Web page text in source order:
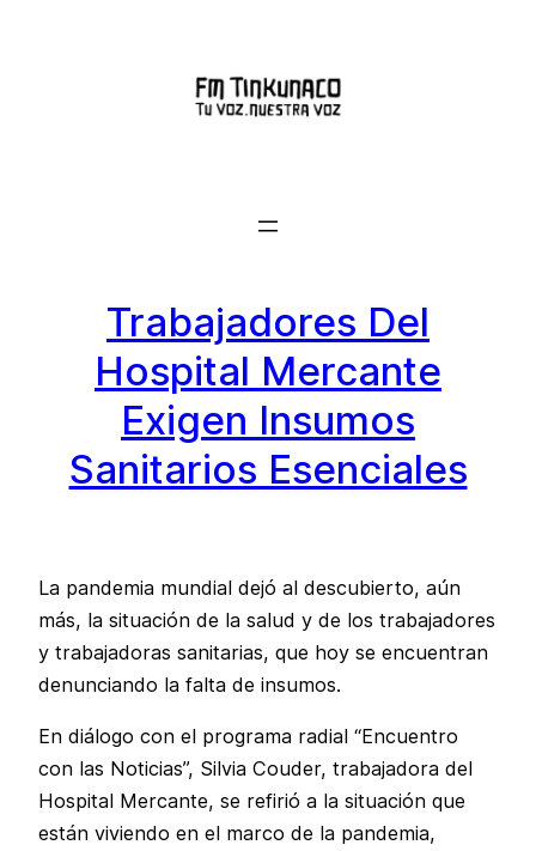
Trabajadores Del
Hospital Mercante
Exigen Insumos
Sanitarios Esenciales
La pandemia mundial dejó al descubierto, aún
más, la situación de la salud y de los trabajadores
y trabajadoras sanitarias, que hoy se encuentran
denunciando la falta de insumos.
En diálogo con el programa radial “Encuentro
con las Noticias”, Silvia Couder, trabajadora del
Hospital Mercante, se refirió a la situación que
están viviendo en el marco de la pandemia,